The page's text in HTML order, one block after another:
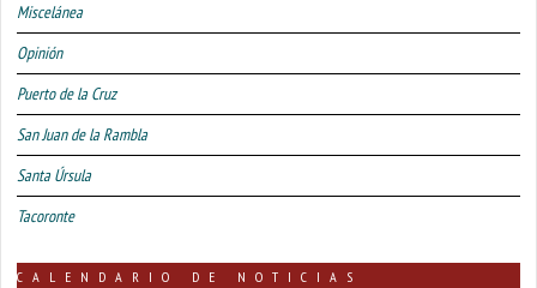
Miscelánea
Opinión
Puerto de la Cruz
San Juan de la Rambla
Santa Úrsula
Tacoronte
CALENDARIO DE NOTICIAS